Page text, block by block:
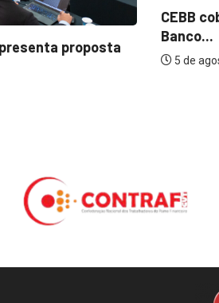
proposta
CEBB
Banco...
5 de